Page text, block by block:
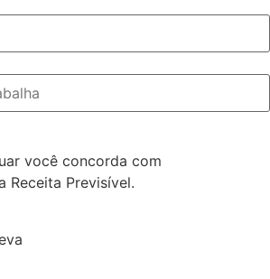
você concorda com
Receita Previsível.